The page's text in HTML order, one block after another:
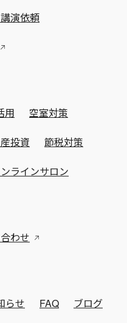
演依頼
用 空室対策
投資 節税対策
ラインサロン
わせ
らせ FAQ ブログ